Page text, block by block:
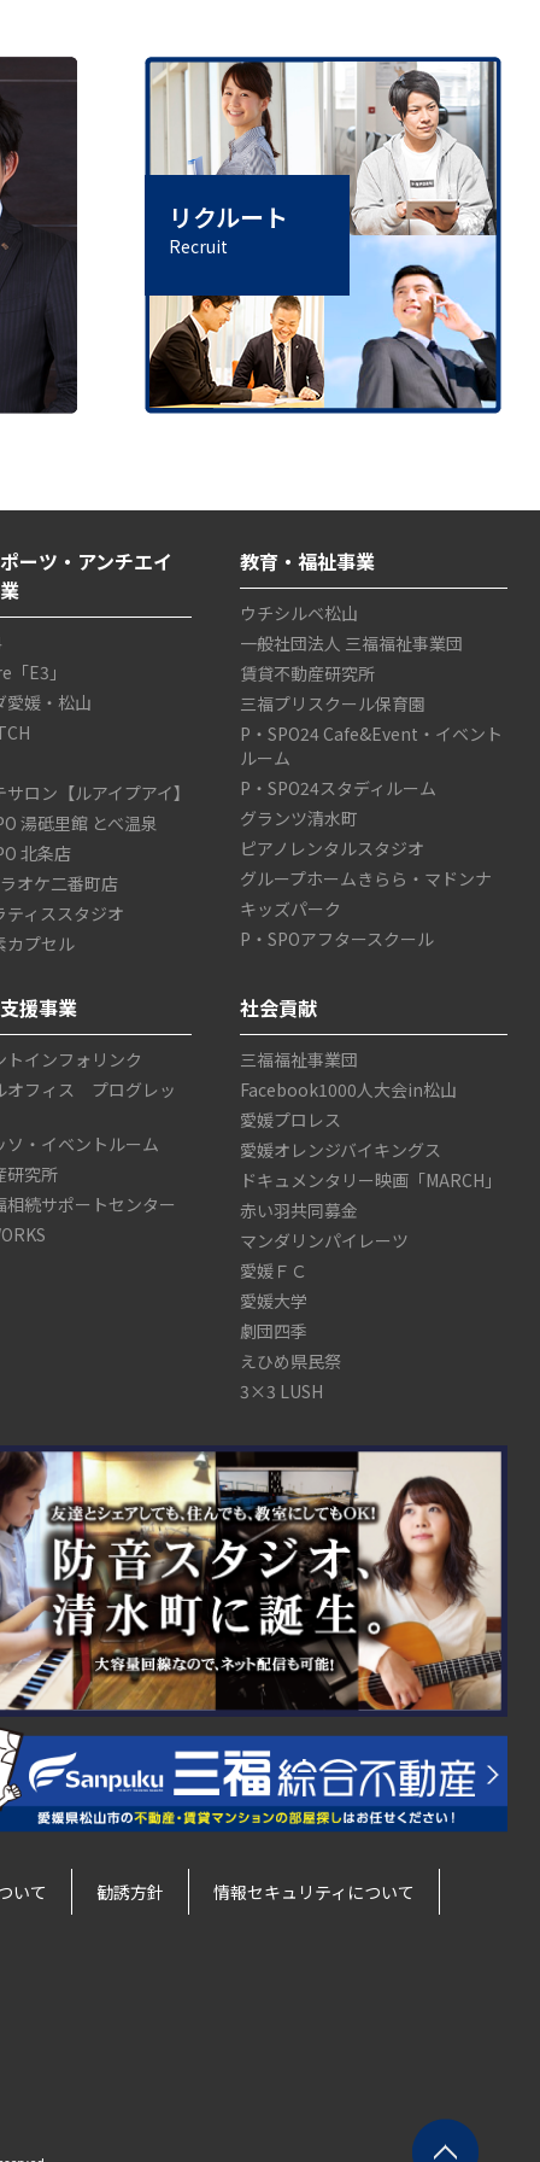
リクルート
Recruit
ーツ・アンチエイ
E3」
愛媛・松山
ロン【ルアイプアイ】
湯砥里館 とべ温泉
北条店
オケ二番町店
ティススタジオ
カプセル
教育・福祉事業
ウチシルベ松山
一般社団法人 三福福祉事業団
賃貸不動産研究所
三福プリスクール保育園
P・SPO24 Cafe&Event・イベント
ルーム
P・SPO24スタディルーム
グランツ清水町
ピアノレンタルスタジオ
グループホームきらら・マドンナ
キッズパーク
P・SPOアフタースクール
援事業
トインフォリンク
オフィス プログレッ
ソ・イベントルーム
研究所
相続サポートセンター
社会貢献
三福福祉事業団
Facebook1000人大会in松山
愛媛プロレス
愛媛オレンジバイキングス
ドキュメンタリー映画「MARCH」
赤い羽共同募金
マンダリンパイレーツ
愛媛ＦＣ
愛媛大学
劇団四季
えひめ県民祭
3×3 LUSH
いて 勧誘方針 情報セキュリティについて